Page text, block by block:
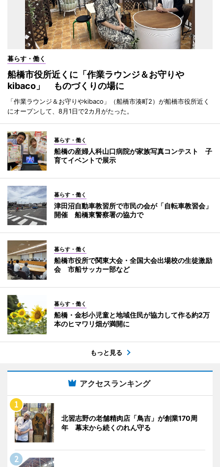
暮らす・働く
船橋市役所近くに「作業ラウンジ＆お守りや
kibaco」 ものづくりの場に
「作業ラウンジ＆お守りやkibaco」（船橋市湊町2）が船橋市役所近く
にオープンして、8月1日で2カ月がたった。
暮らす・働く
船橋の産婦人科山口病院が家族写真コンテスト 子
育てイベントで展示
暮らす・働く
津田沼自動車教習所で市民の会が「自転車教習会」
開催 船橋東警察署の協力で
暮らす・働く
船橋市役所で関東大会・全国大会出場校の生徒激励
会 市船サッカー部など
暮らす・働く
船橋・金杉小児童と地域住民が協力して作る約2万
本のヒマワリ畑が満開に
もっと見る
アクセスランキング
北習志野の老舗精肉店「鳥吉」が創業170周
年 幕末から続くのれん守る